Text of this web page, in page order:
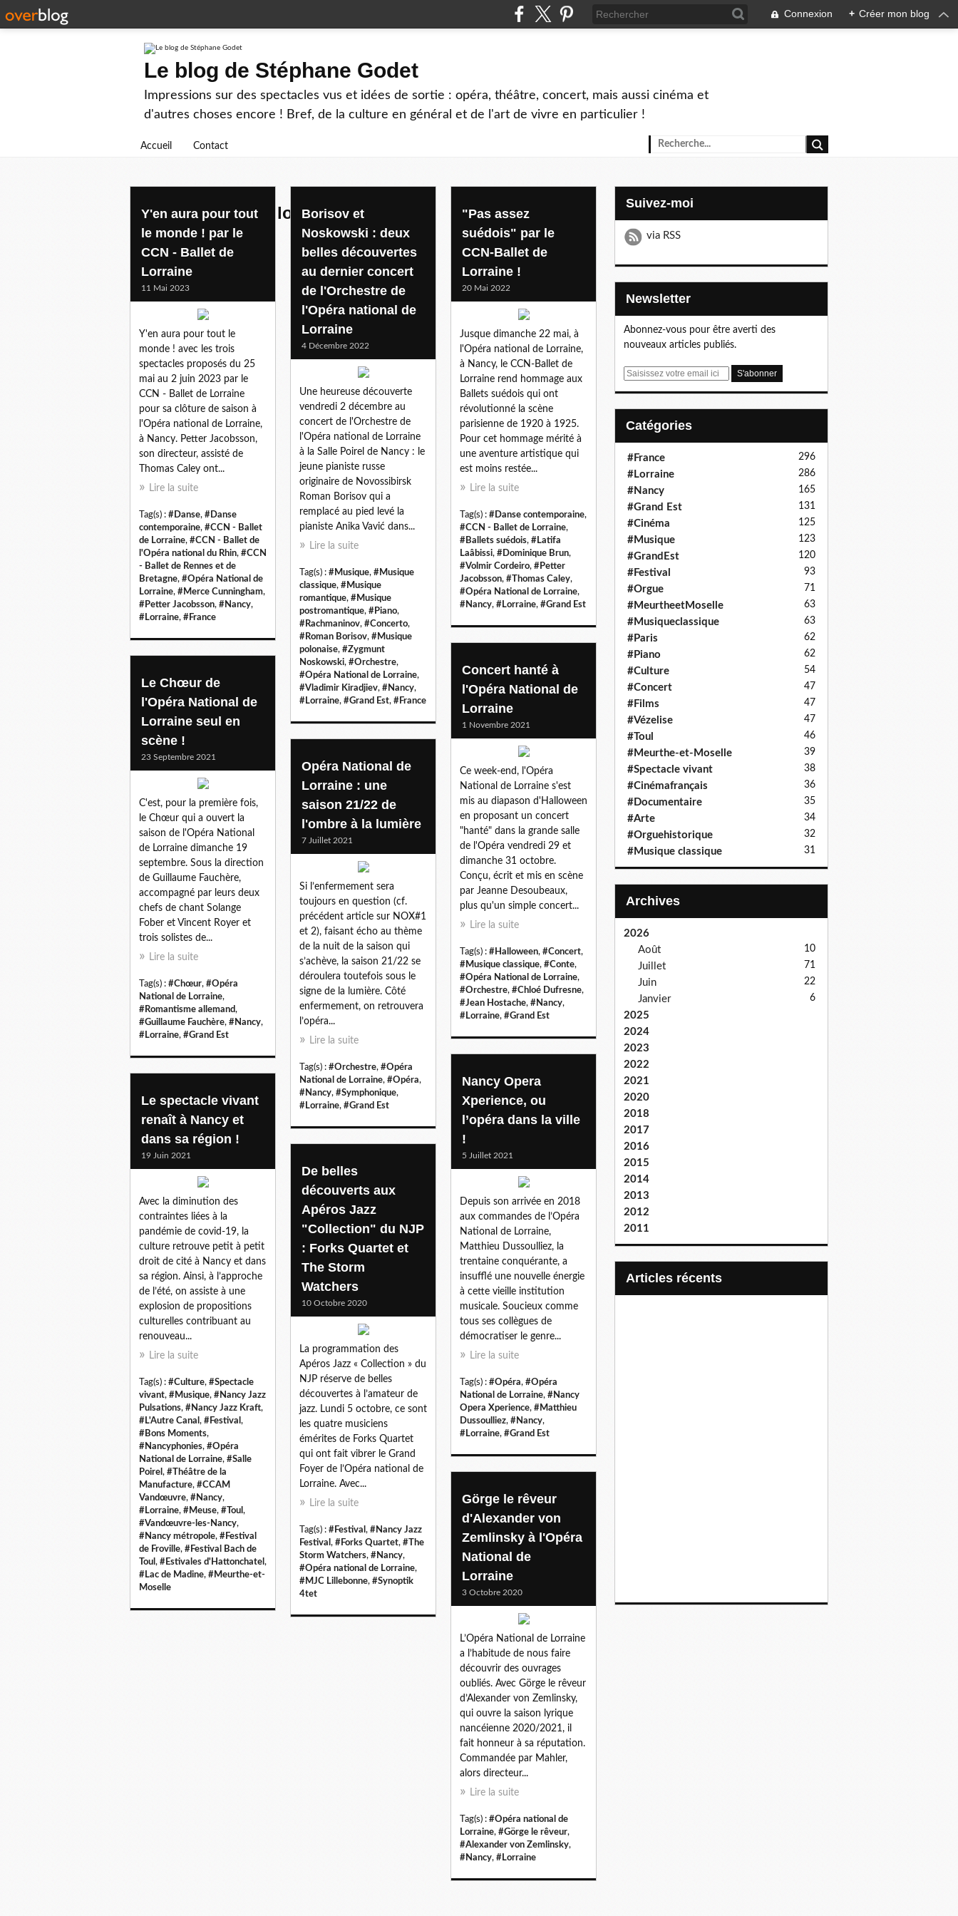
Connexion + Créer mon blog
Le blog de Stéphane Godet
Impressions sur des spectacles vus et idées de sortie : opéra, théâtre, concert, mais aussi cinéma et
d'autres choses encore ! Bref, de la culture en général et de l'art de vivre en particulier !
Accueil Contact
opera national de lorraine
Y'en aura pour tout
le monde ! par le
CCN - Ballet de
Lorraine
11 Mai 2023
Y'en aura pour tout le
monde ! avec les trois
spectacles proposés du 25
mai au 2 juin 2023 par le
CCN - Ballet de Lorraine
pour sa clôture de saison à
l'Opéra national de Lorraine,
à Nancy. Petter Jacobsson,
son directeur, assisté de
Thomas Caley ont...
Lire la suite
Tag(s) : #Danse, #Danse
contemporaine, #CCN - Ballet
de Lorraine, #CCN - Ballet de
l'Opéra national du Rhin, #CCN
- Ballet de Rennes et de
Bretagne, #Opéra National de
Lorraine, #Merce Cunningham,
#Petter Jacobsson, #Nancy,
#Lorraine, #France
Borisov et
Noskowski : deux
belles découvertes
au dernier concert
de l'Orchestre de
l'Opéra national de
Lorraine
4 Décembre 2022
Une heureuse découverte
vendredi 2 décembre au
concert de l'Orchestre de
l'Opéra national de Lorraine
à la Salle Poirel de Nancy : le
jeune pianiste russe
originaire de Novossibirsk
Roman Borisov qui a
remplacé au pied levé la
pianiste Anika Vavić dans...
Lire la suite
Tag(s) : #Musique, #Musique
classique, #Musique
romantique, #Musique
postromantique, #Piano,
#Rachmaninov, #Concerto,
#Roman Borisov, #Musique
polonaise, #Zygmunt
Noskowski, #Orchestre,
#Opéra National de Lorraine,
#Vladimir Kiradjiev, #Nancy,
#Lorraine, #Grand Est, #France
"Pas assez
suédois" par le
CCN-Ballet de
Lorraine !
20 Mai 2022
Jusque dimanche 22 mai, à
l'Opéra national de Lorraine,
à Nancy, le CCN-Ballet de
Lorraine rend hommage aux
Ballets suédois qui ont
révolutionné la scène
parisienne de 1920 à 1925.
Pour cet hommage mérité à
une aventure artistique qui
est moins restée...
Lire la suite
Tag(s) : #Danse contemporaine,
#CCN - Ballet de Lorraine,
#Ballets suédois, #Latifa
Laâbissi, #Dominique Brun,
#Volmir Cordeiro, #Petter
Jacobsson, #Thomas Caley,
#Opéra National de Lorraine,
#Nancy, #Lorraine, #Grand Est
Concert hanté à
l'Opéra National de
Lorraine
1 Novembre 2021
Ce week-end, l'Opéra
National de Lorraine s'est
mis au diapason d'Halloween
en proposant un concert
"hanté" dans la grande salle
de l'Opéra vendredi 29 et
dimanche 31 octobre.
Conçu, écrit et mis en scène
par Jeanne Desoubeaux,
plus qu'un simple concert...
Lire la suite
Tag(s) : #Halloween, #Concert,
#Musique classique, #Conte,
#Opéra National de Lorraine,
#Orchestre, #Chloé Dufresne,
#Jean Hostache, #Nancy,
#Lorraine, #Grand Est
Le Chœur de
l'Opéra National de
Lorraine seul en
scène !
23 Septembre 2021
C'est, pour la première fois,
le Chœur qui a ouvert la
saison de l'Opéra National
de Lorraine dimanche 19
septembre. Sous la direction
de Guillaume Fauchère,
accompagné par leurs deux
chefs de chant Solange
Fober et Vincent Royer et
trois solistes de...
Lire la suite
Tag(s) : #Chœur, #Opéra
National de Lorraine,
#Romantisme allemand,
#Guillaume Fauchère, #Nancy,
#Lorraine, #Grand Est
Opéra National de
Lorraine : une
saison 21/22 de
l'ombre à la lumière
7 Juillet 2021
Si l’enfermement sera
toujours en question (cf.
précédent article sur NOX#1
et 2), faisant écho au thème
de la nuit de la saison qui
s’achève, la saison 21/22 se
déroulera toutefois sous le
signe de la lumière. Côté
enfermement, on retrouvera
l’opéra...
Lire la suite
Tag(s) : #Orchestre, #Opéra
National de Lorraine, #Opéra,
#Nancy, #Symphonique,
#Lorraine, #Grand Est
Nancy Opera
Xperience, ou
l’opéra dans la ville
!
5 Juillet 2021
Depuis son arrivée en 2018
aux commandes de l’Opéra
National de Lorraine,
Matthieu Dussoulliez, la
trentaine conquérante, a
insufflé une nouvelle énergie
à cette vieille institution
musicale. Soucieux comme
tous ses collègues de
démocratiser le genre...
Lire la suite
Tag(s) : #Opéra, #Opéra
National de Lorraine, #Nancy
Opera Xperience, #Matthieu
Dussoulliez, #Nancy,
#Lorraine, #Grand Est
Le spectacle vivant
renaît à Nancy et
dans sa région !
19 Juin 2021
Avec la diminution des
contraintes liées à la
pandémie de covid-19, la
culture retrouve petit à petit
droit de cité à Nancy et dans
sa région. Ainsi, à l’approche
de l’été, on assiste à une
explosion de propositions
culturelles contribuant au
renouveau...
Lire la suite
Tag(s) : #Culture, #Spectacle
vivant, #Musique, #Nancy Jazz
Pulsations, #Nancy Jazz Kraft,
#L'Autre Canal , #Festival ,
#Bons Moments,
#Nancyphonies, #Opéra
National de Lorraine, #Salle
Poirel , #Théâtre de la
Manufacture, #CCAM
Vandœuvre, #Nancy,
#Lorraine, #Meuse, #Toul ,
#Vandœuvre-les-Nancy,
#Nancy métropole, #Festival
de Froville, #Festival Bach de
Toul , #Estivales d'Hattonchatel ,
#Lac de Madine, #Meurthe-et-
Moselle
De belles
découverts aux
Apéros Jazz
"Collection" du NJP
: Forks Quartet et
The Storm
Watchers
10 Octobre 2020
La programmation des
Apéros Jazz « Collection » du
NJP réserve de belles
découvertes à l’amateur de
jazz. Lundi 5 octobre, ce sont
les quatre musiciens
émérites de Forks Quartet
qui ont fait vibrer le Grand
Foyer de l’Opéra national de
Lorraine. Avec...
Lire la suite
Tag(s) : #Festival , #Nancy Jazz
Festival , #Forks Quartet, #The
Storm Watchers, #Nancy,
#Opéra national de Lorraine,
#MJC Lillebonne, #Synoptik
4tet
Görge le rêveur
d'Alexander von
Zemlinsky à l'Opéra
National de
Lorraine
3 Octobre 2020
L’Opéra National de Lorraine
a l’habitude de nous faire
découvrir des ouvrages
oubliés. Avec Görge le rêveur
d’Alexander von Zemlinsky,
qui ouvre la saison lyrique
nancéienne 2020/2021, il
fait honneur à sa réputation.
Commandée par Mahler,
alors directeur...
Lire la suite
Tag(s) : #Opéra national de
Lorraine, #Görge le rêveur,
#Alexander von Zemlinsky,
#Nancy, #Lorraine
Suivez-moi
via RSS
Newsletter
Abonnez-vous pour être averti des
nouveaux articles publiés.
E
Catégories
#France 296
#Lorraine 286
#Nancy 165
#Grand Est 131
#Cinéma 125
#Musique 123
#GrandEst 120
#Festival 93
#Orgue 71
#MeurtheetMoselle 63
#Musiqueclassique 63
#Paris 62
#Piano 62
#Culture 54
#Concert 47
#Films 47
#Vézelise 47
#Toul 46
#Meurthe-et-Moselle 39
#Spectacle vivant 38
#Cinémafrançais 36
#Documentaire 35
#Arte 34
#Orguehistorique 32
#Musique classique 31
Archives
2026
Août
10
Juillet 71
Juin 22
Janvier 6
2025
2024
2023
2022
2021
2020
2018
2017
2016
2015
2014
2013
2012
2011
articles récents